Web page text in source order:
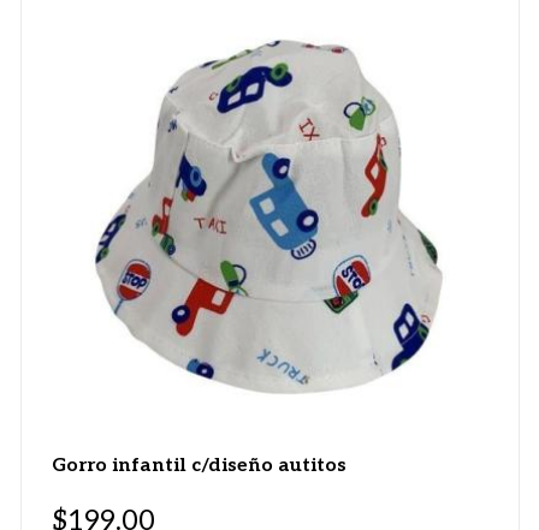
Gorro infantil c/diseño autitos
$199.00